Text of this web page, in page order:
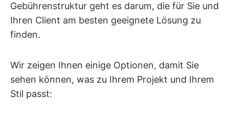
Gebührenstruktur geht es darum, die für Sie und
Ihren Client am besten geeignete Lösung zu
finden.
Wir zeigen Ihnen einige Optionen, damit Sie
sehen können, was zu Ihrem Projekt und Ihrem
Stil passt: